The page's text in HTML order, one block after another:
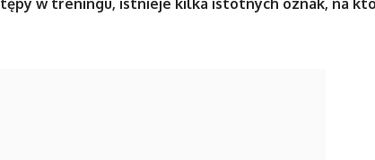
w treningu, istnieje kilka istotnych oznak, na